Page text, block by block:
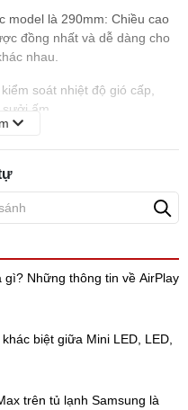
model là 290mm: Chiều cao
đồng nhất và dễ dàng cho
nhau.
soát nhiệt độ gió cấp,
ấm.
hiệu suất trao đổi nhiệt.
thù, cần phải xin giá từ
chủ đầu tư, nhà thầu vui
091 2262 305- 094 7853
toàn
và báo giá
dòng điều hoà trung tâm
tiếp trên
gì? Những thông tin về AirPlay
biệt giữa Mini LED, LED,
trên tủ lạnh Samsung là